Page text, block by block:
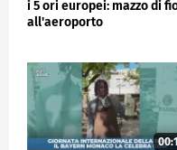
i 5 ori europei: mazzo di
all'aeroporto